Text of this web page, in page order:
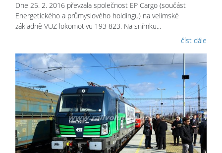
Dne 25. 2. 2016 převzala společnost EP Cargo (součást
Energetického a průmyslového holdingu) na velimské
základně VUZ lokomotivu 193 823. Na snímku...
číst dále